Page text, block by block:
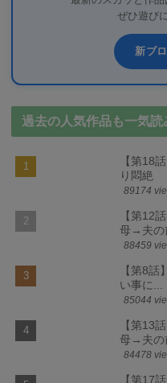
ぜひ遊び
新ブ
過去の人気作品も一気読
【第18
り悶絶
89174
【第12
母→夫の
88459
【第8
い事に...
85044
【第13
母→夫の
84478
【第17